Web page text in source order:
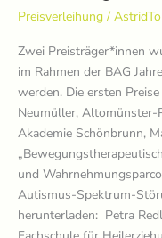
Preisverleihung /
Zwei Preisträger*innen
im Rahmen der BAG
werden. Die ersten
Neumüller,
Akademie Schönbrunn,
und
Autismus-Spektrum-
herunterladen: Petra